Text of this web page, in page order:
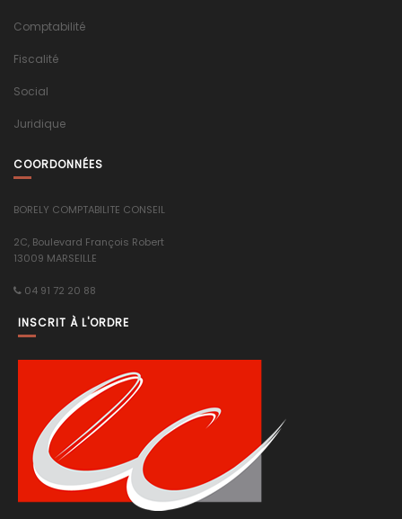
Comptabilité
Fiscalité
Social
Juridique
COORDONNÉES
BORELY COMPTABILITE CONSEIL
2C, Boulevard François Robert
13009 MARSEILLE
04 91 72 20 88
INSCRIT À L'ORDRE